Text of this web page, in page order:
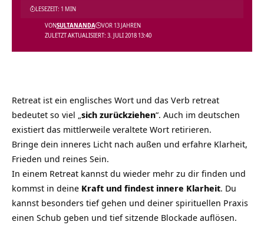
ZULETZT AKTUALISIERT: 3. JULI 2018 13:40
VONSULTANANDA VOR 13 JAHREN
LESEZEIT: 1 MIN
Retreat ist ein englisches Wort und das Verb retreat
bedeutet so viel „ sich zurückziehen“. Auch im deutschen
existiert das mittlerweile veraltete Wort retirieren.
Bringe dein inneres Licht nach außen und erfahre Klarheit,
Frieden und reines Sein.
In einem Retreat kannst du wieder mehr zu dir finden und
kommst in deine Kraft und findest innere Klarheit. Du
kannst besonders tief gehen und deiner spirituellen Praxis
einen Schub geben und tief sitzende Blockade auflösen.